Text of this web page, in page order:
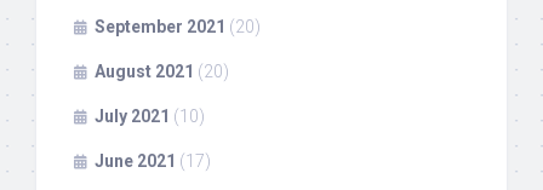
September 2021 (20)
August 2021 (20)
July 2021 (10)
June 2021 (17)